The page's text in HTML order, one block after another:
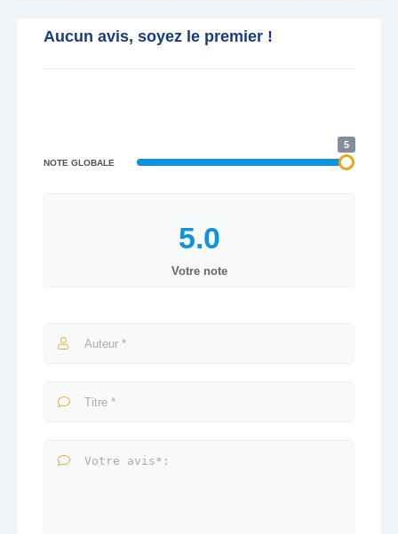
Aucun avis, soyez le premier !
NOTE GLOBALE
5
Votre note